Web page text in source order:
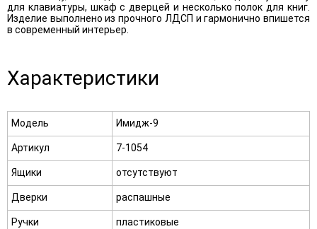
для клавиатуры, шкаф с дверцей и несколько полок для книг.
Изделие выполнено из прочного ЛДСП и гармонично впишется
в современный интерьер.
Характеристики
Модель Имидж-9
Артикул 7-1054
Ящики отсутствуют
Дверки распашные
Ручки пластиковые